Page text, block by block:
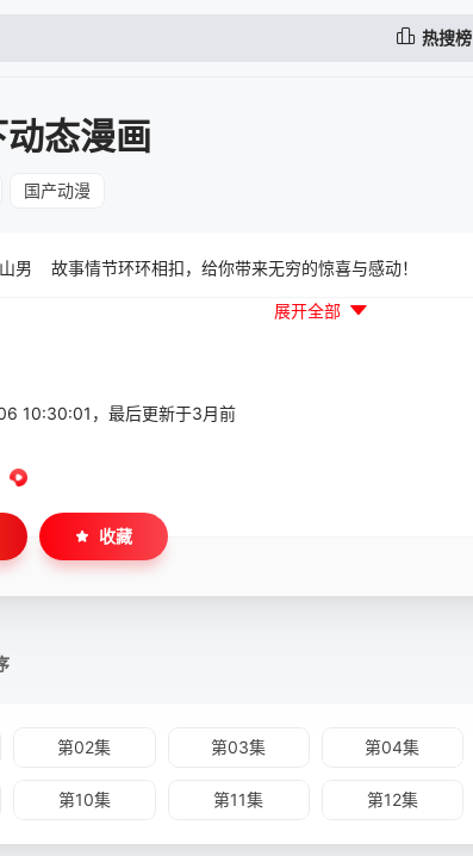
热搜榜
动态漫画
国产动漫
男 故事情节环环相扣，给你带来无穷的惊喜与感动！
展开全部
10:30:01，最后更新于3月前
收藏
第02集 第03集 第04集
第10集 第11集 第12集